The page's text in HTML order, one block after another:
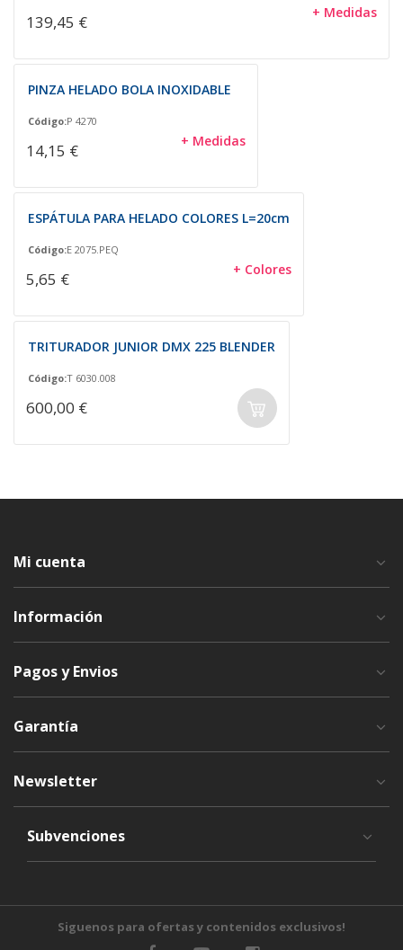
139,45 € + Medidas
PINZA HELADO BOLA INOXIDABLE
Código:P 4270
14,15 € + Medidas
ESPÁTULA PARA HELADO COLORES L=20cm
Código:E 2075.PEQ
5,65 € + Colores
TRITURADOR JUNIOR DMX 225 BLENDER
Código:T 6030.008
600,00 €
Mi cuenta
Información
Pagos y Envios
Garantía
Newsletter
Subvenciones
Siguenos para ofertas y contenidos exclusivos!